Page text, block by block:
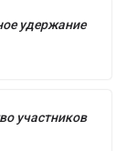
удержание
участников